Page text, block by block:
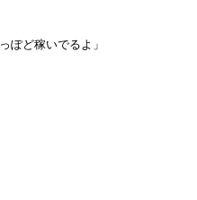
ぽど稼いでるよ」